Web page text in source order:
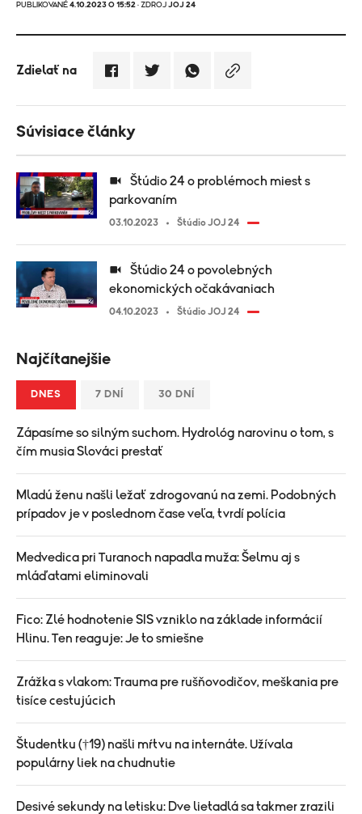
PUBLIKOVANÉ 4.10.2023 O 15:52 · ZDROJ JOJ 24
Zdielať na
Súvisiace články
parkovaním
03.10.2023 Štúdio JOJ 24
ekonomických očakávaniach
04.10.2023 Štúdio JOJ 24
Najčítanejšie
DNES 7 DNÍ 30 DNÍ
Zápasíme so silným suchom. Hydrológ narovinu o tom, s
čím musia Slováci prestať
Mladú ženu našli ležať zdrogovanú na zemi. Podobných
prípadov je v poslednom čase veľa, tvrdí polícia
Medvedica pri Turanoch napadla muža: Šelmu aj s
mláďatami eliminovali
Fico: Zlé hodnotenie SIS vzniklo na základe informácií
Hlinu. Ten reaguje: Je to smiešne
Zrážka s vlakom: Trauma pre rušňovodičov, meškania pre
tisíce cestujúcich
Študentku (†19) našli mŕtvu na internáte. Užívala
populárny liek na chudnutie
Desivé sekundy na letisku: Dve lietadlá sa takmer zrazili